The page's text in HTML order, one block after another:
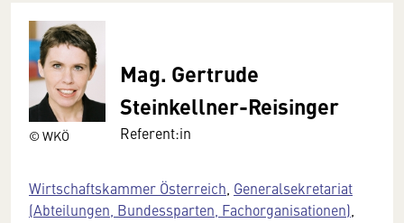
© WKÖ
Mag. Gertrude
Steinkellner-Reisinger
Referent:in
Wirtschaftskammer Österreich Generalsekretariat
(Abteilungen, Bundessparten, Fachorganisationen)